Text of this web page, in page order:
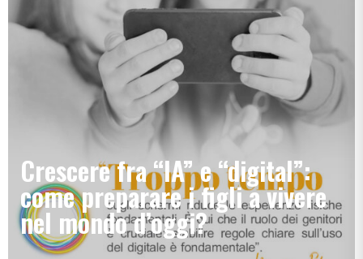
Crescere fra “IA” e “digital”:
come preparare i figli a vivere
nel mondo d’oggi?